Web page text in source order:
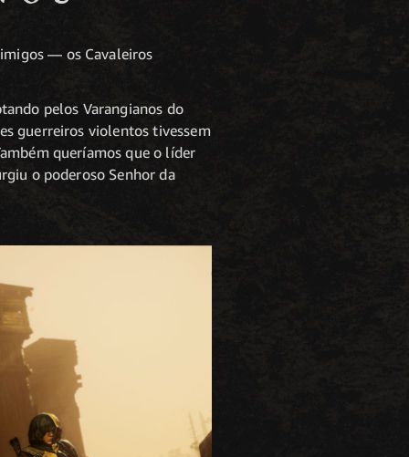
— os Cavaleiros
pelos Varangianos do
guerreiros violentos tivessem
queríamos que o líder
o poderoso Senhor da